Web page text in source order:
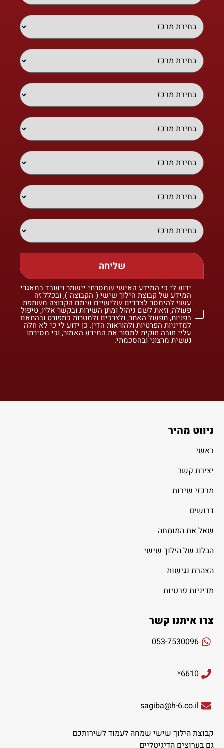
שליחה
ידוע לי כי המידע האישי שמסרתי יישמר ויעובד במאגרי
המידע של קבוצת הילוך שישי ("הקבוצה"), ובכלל זה
עשוי להימסר לצדדים שלישיים עימם הקבוצה משתפת
פעולה, וזאת לשם ניהול ומתן השירות ובקשר אליו, טיפול
בפניות, תפעול האתר, ולצרכים ולמטרות כמפורט ובהתאם
למדיניות הפרטיות ולהוראות הדין. כן ידוע לי כי לא חלה
עליי חובה חוקית למסור את המידע האמור, וכי מסירתו
נעשית מרצוני ובהסכמתי.
ניווט מהיר
ראשי
יצירת קשר
מרכזי שירות
דרושים
שאל את המומחה
הבלוג של הילוך שישי
הצהרת נגישות
מדיניות פרטיות
צרו איתנו קשר
053-7530096
6610*
sagiba@h-6.co.il
קבוצת הילוך שישי שמחה לעמוד לשירותכם
גם בערוצים הדיגיטליים